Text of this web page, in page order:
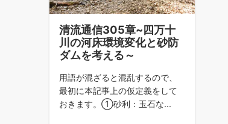
清流通信305章~四万十
川の河床環境変化と砂防
ダムを考える～
用語が混ざると混乱するので、
最初に本記事上の仮定義をして
おきます。①砂利：玉石な...